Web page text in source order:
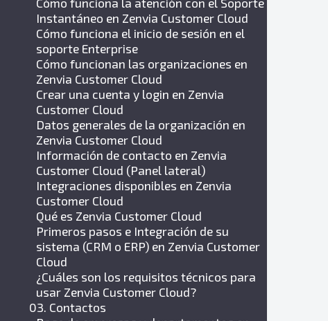
Instantáneo en Zenvia Customer Cloud
Cómo funciona el inicio de sesión en el
soporte Enterprise
Cómo funcionan las organizaciones en
Zenvia Customer Cloud
Crear una cuenta y login en Zenvia
Customer Cloud
Datos generales de la organización en
Zenvia Customer Cloud
Información de contacto en Zenvia
Customer Cloud (Panel lateral)
Integraciones disponibles en Zenvia
Customer Cloud
Qué es Zenvia Customer Cloud
Primeros pasos e Integración de su
sistema (CRM o ERP) en Zenvia Customer
Cloud
¿Cuáles son los requisitos técnicos para
usar Zenvia Customer Cloud?
03. Contactos